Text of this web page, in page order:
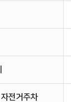
자전거주차